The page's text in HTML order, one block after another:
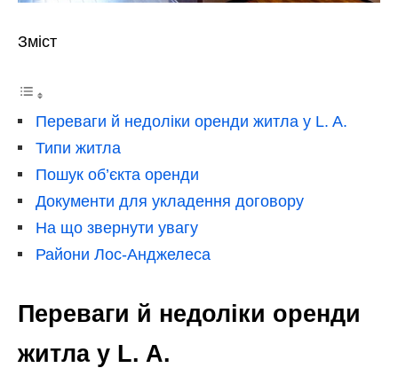
Зміст
Переваги й недоліки оренди житла у L. A.
Типи житла
Пошук об’єкта оренди
Документи для укладення договору
На що звернути увагу
Райони Лос-Анджелеса
Переваги й недоліки оренди
житла у L. A.